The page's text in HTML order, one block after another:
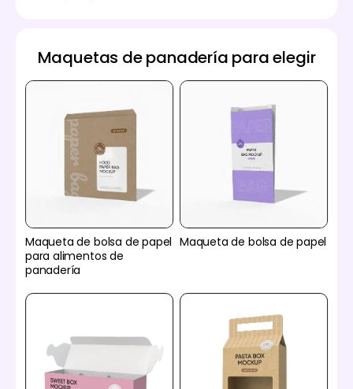
Maquetas de panadería para elegir
Maqueta de bolsa de papel
para alimentos de
panadería
Maqueta de bolsa de papel